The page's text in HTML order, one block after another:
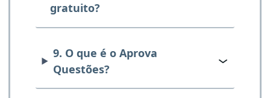
gratuito?
9. O que é o Aprova
Questões?